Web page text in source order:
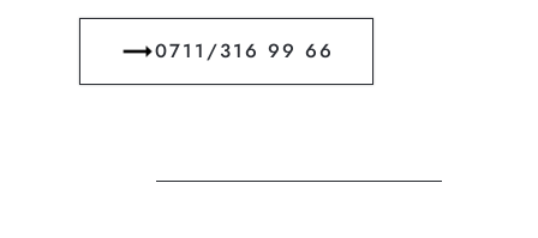
0711/316 99 66